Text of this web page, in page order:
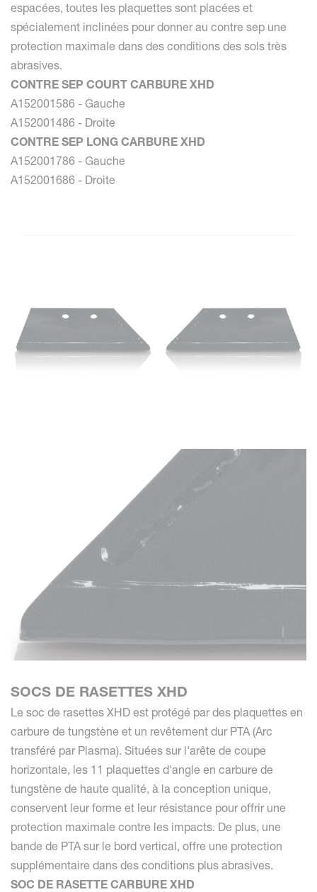
espacées, toutes les plaquettes sont placées et
spécialement inclinées pour donner au contre sep une
protection maximale dans des conditions des sols très
abrasives.
CONTRE SEP COURT CARBURE XHD
A152001586 - Gauche
A152001486 - Droite
CONTRE SEP LONG CARBURE XHD
A152001786 - Gauche
A152001686 - Droite
SOCS DE RASETTES XHD
Le soc de rasettes XHD est protégé par des plaquettes en
carbure de tungstène et un revêtement dur PTA (Arc
transféré par Plasma). Situées sur l'arête de coupe
horizontale, les 11 plaquettes d'angle en carbure de
tungstène de haute qualité, à la conception unique,
conservent leur forme et leur résistance pour offrir une
protection maximale contre les impacts. De plus, une
bande de PTA sur le bord vertical, offre une protection
supplémentaire dans des conditions plus abrasives.
SOC DE RASETTE CARBURE XHD